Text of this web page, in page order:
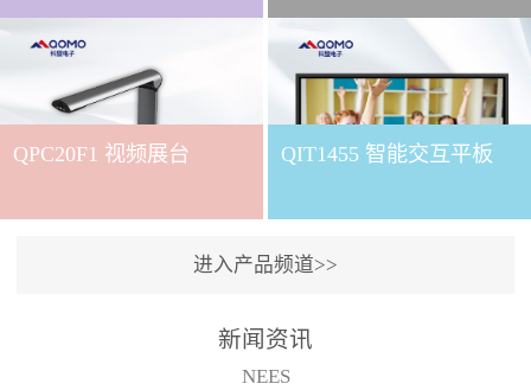
下载QVote授课软件课堂互
动的质量直接影响教学效
果与学生参与度。作为
打造的互动授课软件，
QVote 以 “让每一堂课都充
功能与数据化教学分析，
QPC20F1 视频展台 QIT1455 智能交互平板
进入产品频道>>
新闻资讯
NEES